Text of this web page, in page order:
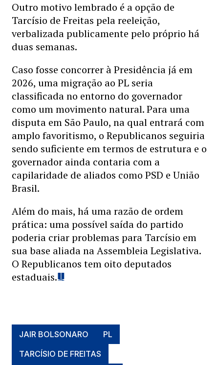
Outro motivo lembrado é a opção de
Tarcísio de Freitas pela reeleição,
verbalizada publicamente pelo próprio há
duas semanas.
Caso fosse concorrer à Presidência já em
2026, uma migração ao PL seria
classificada no entorno do governador
como um movimento natural. Para uma
disputa em São Paulo, na qual entrará com
amplo favoritismo, o Republicanos seguiria
sendo suficiente em termos de estrutura e o
governador ainda contaria com a
capilaridade de aliados como PSD e União
Brasil.
Além do mais, há uma razão de ordem
prática: uma possível saída do partido
poderia criar problemas para Tarcísio em
sua base aliada na Assembleia Legislativa.
O Republicanos tem oito deputados
estaduais.
JAIR BOLSONARO
PL
TARCÍSIO DE FREITAS